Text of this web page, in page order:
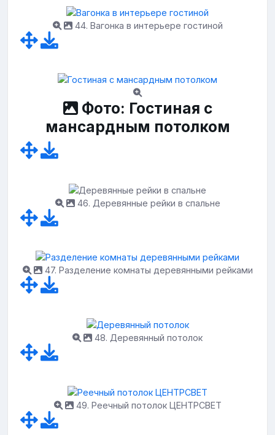
44. Вагонка в интерьере гостиной
Фото: Гостиная с
мансардным потолком
46. Деревянные рейки в спальне
47. Разделение комнаты деревянными рейками
48. Деревянный потолок
49. Реечный потолок ЦЕНТРСВЕТ